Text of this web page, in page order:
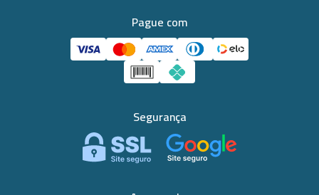
Pague com
Segurança